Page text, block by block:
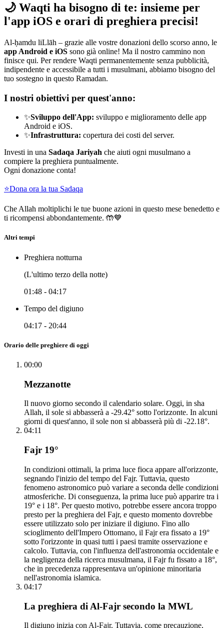
🌙 Waqti ha bisogno di te: insieme per
l'app iOS e orari di preghiera precisi!
Al-ḥamdu liLlāh – grazie alle vostre donazioni dello scorso anno, le
app Android e iOS sono già online! Ma il nostro cammino non
finisce qui. Per rendere Waqti permanentemente senza pubblicità,
indipendente e accessibile a tutti i musulmani, abbiamo bisogno del
tuo sostegno in questo Ramadan.
I nostri obiettivi per quest'anno:
✨Sviluppo dell'App: sviluppo e miglioramento delle app
Android e iOS.
✨Infrastruttura: copertura dei costi del server.
Investi in una Sadaqa Jariyah che aiuti ogni musulmano a
compiere la preghiera puntualmente.
Ogni donazione conta!
⭐Dona ora la tua Sadaqa
Che Allah moltiplichi le tue buone azioni in questo mese benedetto e
ti ricompensi abbondantemente. 🤲💙
Altri tempi
Preghiera notturna
(L'ultimo terzo della notte)
01:48 - 04:17
Tempo del digiuno
04:17 - 20:44
Orario delle preghiere di oggi
00:00
Mezzanotte
Il nuovo giorno secondo il calendario solare. Oggi, in sha
Allah, il sole si abbasserà a -29.42° sotto l'orizzonte. In alcuni
giorni di quest'anno, il sole non si abbasserà più di -22.18°.
04:11
Fajr 19°
In condizioni ottimali, la prima luce fioca appare all'orizzonte,
segnando l'inizio del tempo del Fajr. Tuttavia, questo
fenomeno astronomico può variare a seconda delle condizioni
atmosferiche. Di conseguenza, la prima luce può apparire tra i
19° e i 18°. Per questo motivo, potrebbe essere ancora troppo
presto per la preghiera del Fajr, e questo momento dovrebbe
essere utilizzato solo per iniziare il digiuno. Fino allo
scioglimento dell'Impero Ottomano, il Fajr era fissato a 19°
sotto l'orizzonte in quasi tutti i paesi tramite osservazione e
calcolo. Tuttavia, con l'influenza dell'astronomia occidentale e
la negligenza della ricerca musulmana, il Fajr fu fissato a 18°,
che in precedenza rappresentava un'opinione minoritaria
nell'astronomia islamica.
04:17
La preghiera di Al-Fajr secondo la MWL
Il digiuno inizia con Al-Fajr. Tuttavia, come precauzione,